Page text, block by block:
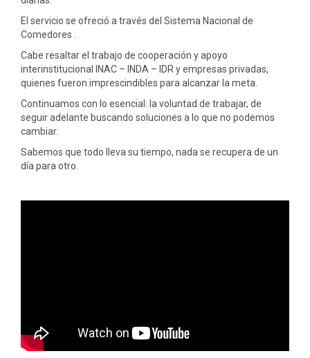
El servicio se ofreció a través del Sistema Nacional de
Comedores .
Cabe resaltar el trabajo de cooperación y apoyo
interinstitucional INAC – INDA – IDR y empresas privadas,
quienes fueron imprescindibles para alcanzar la meta.
Continuamos con lo esencial: la voluntad de trabajar, de
seguir adelante buscando soluciones a lo que no podemos
cambiar.
Sabemos que todo lleva su tiempo, nada se recupera de un
día para otro.